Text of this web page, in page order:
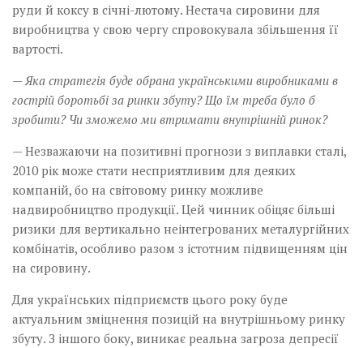
руди й коксу в січні-лютому. Нестача сировини для
виробництва у свою чергу спровокувала збільшення її
вартості.
— Яка стратегія буде обрана українськими виробниками в
гострій боротьбі за ринки збуту? Що їм треба було б
зробити? Чи зможемо ми втримати внутрішній ринок?
— Незважаючи на позитивні прогнози з виплавки сталі,
2010 рік може стати несприятливим для деяких
компаній, бо на світовому ринку можливе
надвиробництво продукції. Цей чинник обіцяє більші
ризики для вертикально неінтегрованих металургійних
комбінатів, особливо разом з істотним підвищенням цін
на сировину.
Для українських підприємств цього року буде
актуальним зміцнення позицій на внутрішньому ринку
збуту. З іншого боку, виникає реальна загроза депресії